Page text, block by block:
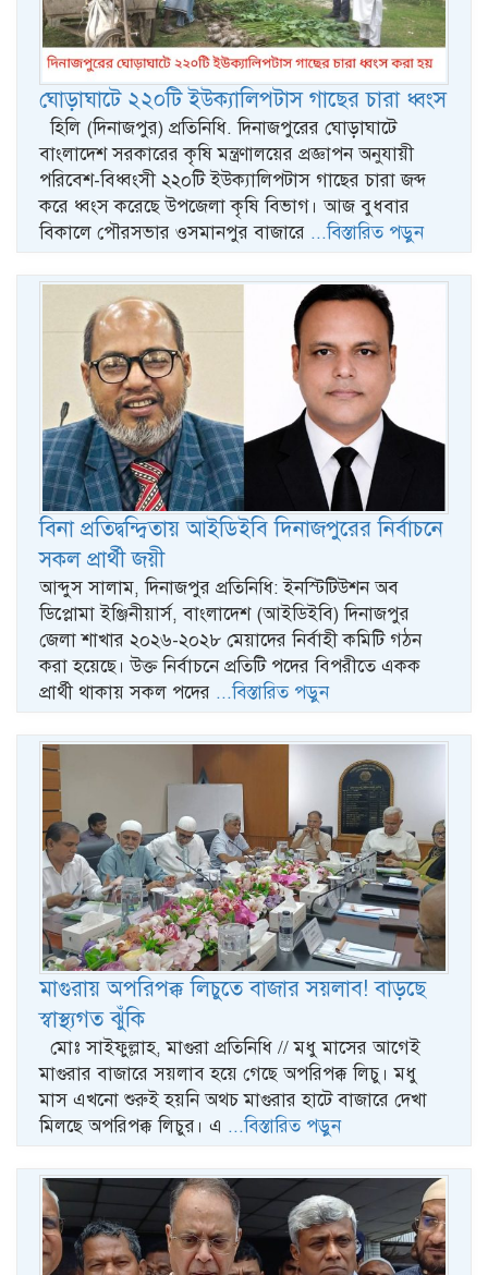
ঘোড়াঘাটে ২২০টি ইউক্যালিপটাস গাছের চারা ধ্বংস
হিলি (দিনাজপুর) প্রতিনিধি. দিনাজপুরের ঘোড়াঘাটে
বাংলাদেশ সরকারের কৃষি মন্ত্রণালয়ের প্রজ্ঞাপন অনুযায়ী
পরিবেশ-বিধ্বংসী ২২০টি ইউক্যালিপটাস গাছের চারা জব্দ
করে ধ্বংস করেছে উপজেলা কৃষি বিভাগ। আজ বুধবার
বিকালে পৌরসভার ওসমানপুর বাজারে ...বিস্তারিত পড়ুন
বিনা প্রতিদ্বন্দ্বিতায় আইডিইবি দিনাজপুরের নির্বাচনে
সকল প্রার্থী জয়ী
আব্দুস সালাম, ​দিনাজপুর প্রতিনিধি: ইনস্টিটিউশন অব
ডিপ্লোমা ইঞ্জিনীয়ার্স, বাংলাদেশ (আইডিইবি) দিনাজপুর
জেলা শাখার ২০২৬-২০২৮ মেয়াদের নির্বাহী কমিটি গঠন
করা হয়েছে। উক্ত নির্বাচনে প্রতিটি পদের বিপরীতে একক
প্রার্থী থাকায় সকল পদের ...বিস্তারিত পড়ুন
মাগুরায় অপরিপক্ক লিচুতে বাজার সয়লাব! বাড়ছে
স্বাস্থ্যগত ঝুঁকি
মোঃ সাইফুল্লাহ, মাগুরা প্রতিনিধি // মধু মাসের আগেই
মাগুরার বাজারে সয়লাব হয়ে গেছে অপরিপক্ক লিচু। মধু
মাস এখনো শুরুই হয়নি অথচ মাগুরার হাটে বাজারে দেখা
মিলছে অপরিপক্ক লিচুর। এ ...বিস্তারিত পড়ুন